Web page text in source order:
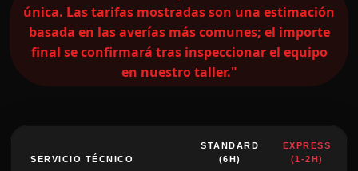
única. Las tarifas mostradas son una estimación
basada en las averías más comunes; el importe
final se confirmará tras inspeccionar el equipo
en nuestro taller."
SERVICIO TÉCNICO
STANDARD
(6H)
EXPRESS
(1-2H)